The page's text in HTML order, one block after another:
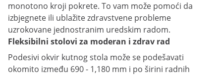
monotono kroji pokrete. To vam može pomoći da
izbjegnete ili ublažite zdravstvene probleme
uzrokovane jednostranim uredskim radom.
Fleksibilni stolovi za moderan i zdrav rad
Podesivi okvir kutnog stola može se podešavati
okomito između 690 - 1,180 mm i po širini radnih